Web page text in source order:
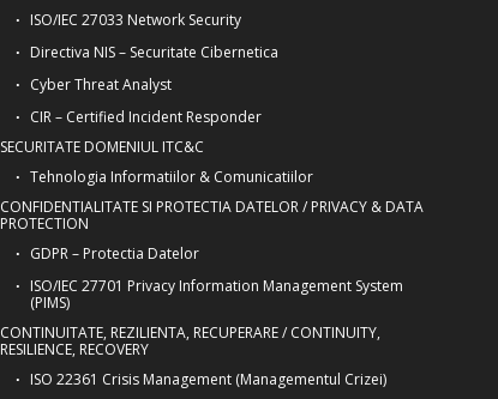
ISO/IEC 27033 Network Security
Directiva NIS – Securitate Cibernetica
Cyber Threat Analyst
CIR – Certified Incident Responder
SECURITATE DOMENIUL ITC&C
Tehnologia Informatiilor & Comunicatiilor
CONFIDENTIALITATE SI PROTECTIA DATELOR / PRIVACY & DATA
PROTECTION
GDPR – Protectia Datelor
ISO/IEC 27701 Privacy Information Management System
(PIMS)
CONTINUITATE, REZILIENTA, RECUPERARE / CONTINUITY,
RESILIENCE, RECOVERY
ISO 22361 Crisis Management (Managementul Crizei)